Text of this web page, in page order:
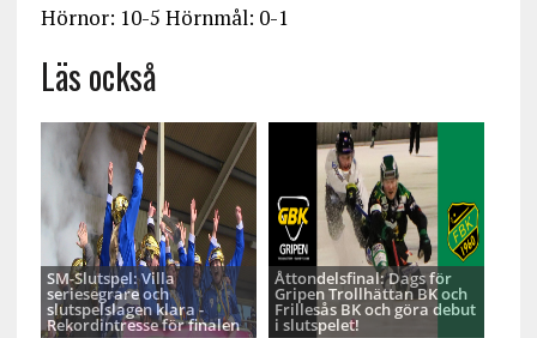
Hörnor: 10-5 Hörnmål: 0-1
Läs också
SM-Slutspel: Villa
seriesegrare och
slutspelslagen klara -
Rekordintresse för finalen
Åttondelsfinal: Dags för
Gripen Trollhättan BK och
Frillesås BK och göra debut
i slutspelet!